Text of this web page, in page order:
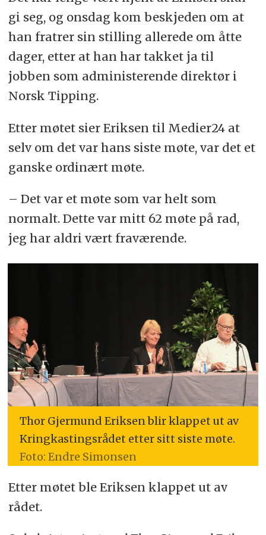
gi seg, og onsdag kom beskjeden om at
han fratrer sin stilling allerede om åtte
dager, etter at han har takket ja til
jobben som administerende direktør i
Norsk Tipping.
Etter møtet sier Eriksen til Medier24 at
selv om det var hans siste møte, var det et
ganske ordinært møte.
– Det var et møte som var helt som
normalt. Dette var mitt 62 møte på rad,
jeg har aldri vært fraværende.
Thor Gjermund Eriksen blir klappet ut av
Kringkastingsrådet etter sitt siste møte.
Foto: Endre Simonsen
Etter møtet ble Eriksen klappet ut av
rådet.